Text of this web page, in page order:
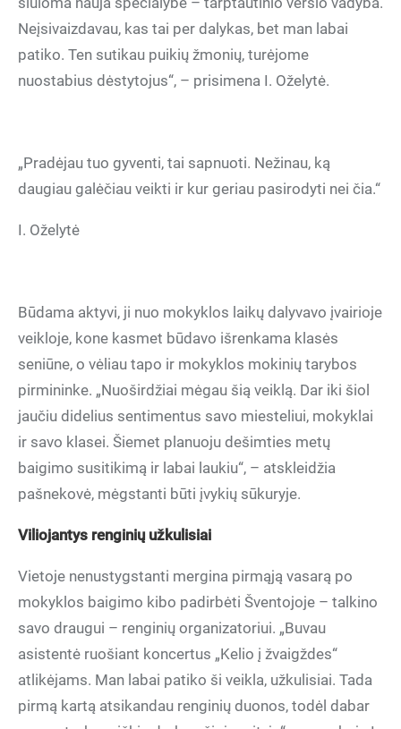
Neįsivaizdavau, kas tai per dalykas, bet man labai
patiko. Ten sutikau puikių žmonių, turėjome
nuostabius dėstytojus“, – prisimena I. Oželytė.
„Pradėjau tuo gyventi, tai sapnuoti. Nežinau, ką
daugiau galėčiau veikti ir kur geriau pasirodyti nei čia.“
I. Oželytė
Būdama aktyvi, ji nuo mokyklos laikų dalyvavo įvairioje
veikloje, kone kasmet būdavo išrenkama klasės
seniūne, o vėliau tapo ir mokyklos mokinių tarybos
pirmininke. „Nuoširdžiai mėgau šią veiklą. Dar iki šiol
jaučiu didelius sentimentus savo miesteliui, mokyklai
ir savo klasei. Šiemet planuoju dešimties metų
baigimo susitikimą ir labai laukiu“, – atskleidžia
pašnekovė, mėgstanti būti įvykių sūkuryje.
Viliojantys renginių užkulisiai
Vietoje nenustygstanti mergina pirmąją vasarą po
mokyklos baigimo kibo padirbėti Šventojoje – talkino
savo draugui – renginių organizatoriui. „Buvau
asistentė ruošiant koncertus „Kelio į žvaigždes“
atlikėjams. Man labai patiko ši veikla, užkulisiai. Tada
pirmą kartą atsikandau renginių duonos, todėl dabar